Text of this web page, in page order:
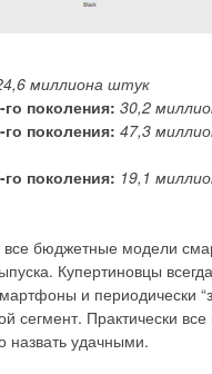
миллиона штук
го поколения: 30,2
го поколения: 47,3
го поколения: 19,1
все бюджетные модели
Купертиновцы
и периодически
сегмент. Практически
назвать удачными.